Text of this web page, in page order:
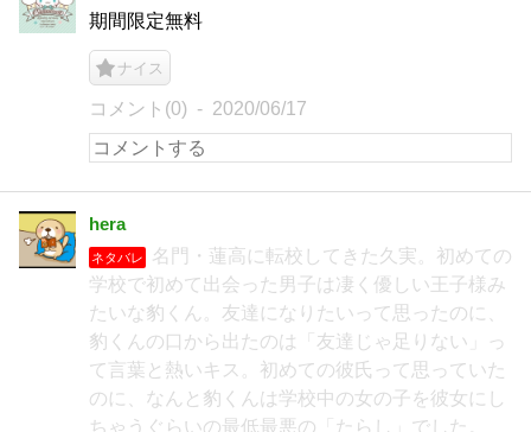
期間限定無料
ナイス
コメント(0) 2020/06/17
hera
ネタバレ
名門・蓮高に転校してきた久実。初めての
学校で初めて出会った男子は凄く優しい王子様み
たいな豹くん。友達になりたいって思ったのに、
豹くんの口から出たのは「友達じゃ足りない」っ
て言葉と熱いキス。初めての彼氏って思っていた
のに、なんと豹くんは学校中の女の子を彼女にし
ちゃうぐらいの最低最悪の「たらし」でした。